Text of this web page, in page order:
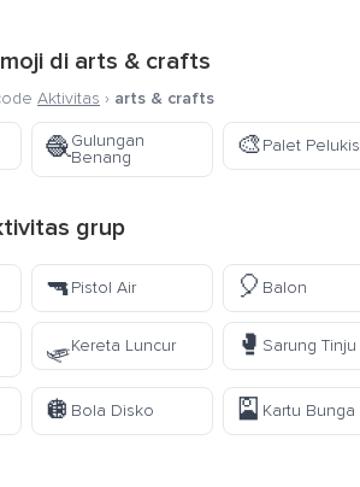
di arts & crafts
Aktivitas › arts & crafts
🧶Gulungan
Benang
🎨Palet Pelukis
grup
🔫Pistol Air 🎈 Balon
🛷Kereta Luncur 🥊 Sarung Tinju
🪩 Bola Disko 🎴 Kartu Bunga